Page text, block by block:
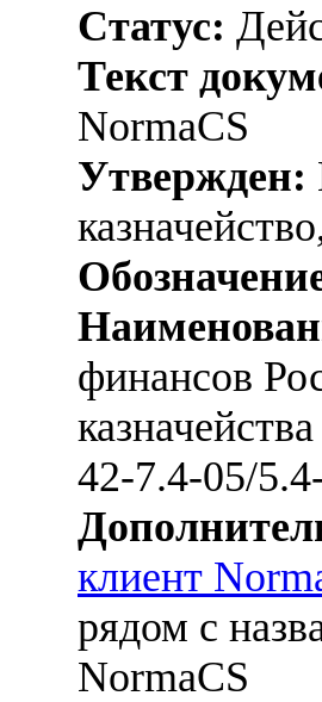
Статус:
Текст
NormaCS
Утвержден:
финансов
42-7.4-05/
клиент
рядом с
NormaCS